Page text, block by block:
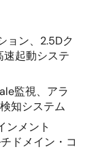
ョン、2.5Dク
速起動システ
監視、アラ
知システム
ンメント
ドメイン・コ